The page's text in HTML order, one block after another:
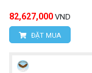
82,627,000 VND
ĐẶT MUA